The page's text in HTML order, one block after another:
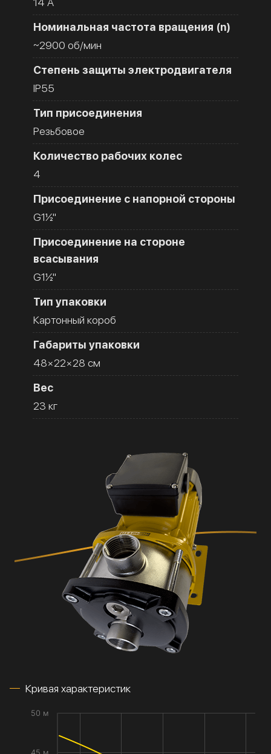
Номинальная частота вращения (n)
~2900 об/мин
Степень защиты электродвигателя
IP55
Тип присоединения
Резьбовое
Количество рабочих колес
4
Присоединение с напорной стороны
G1½''
Присоединение на стороне
всасывания
G1½''
Тип упаковки
Картонный короб
Габариты упаковки
48×22×28 см
Вес
23 кг
Кривая характеристик
50 м